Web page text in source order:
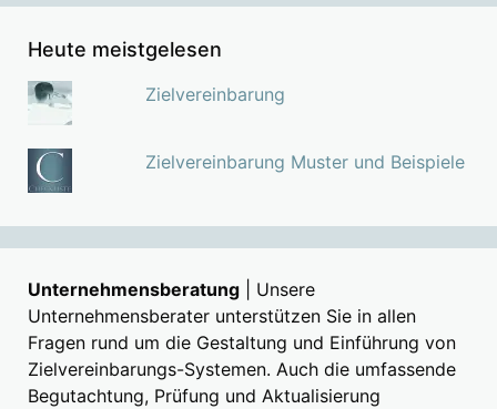
Heute meistgelesen
Zielvereinbarung
Zielvereinbarung Muster und Beispiele
Unternehmensberatung | Unsere
Unternehmensberater unterstützen Sie in allen
Fragen rund um die Gestaltung und Einführung von
Zielvereinbarungs-Systemen. Auch die umfassende
Begutachtung, Prüfung und Aktualisierung